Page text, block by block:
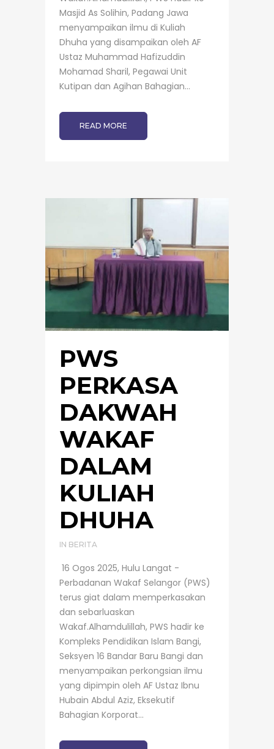
Masjid As Solihin, Padang Jawa
menyampaikan ilmu di Kuliah
Dhuha yang disampaikan oleh AF
Ustaz Muhammad Hafizuddin
Mohamad Sharil, Pegawai Unit
Kutipan dan Agihan Bahagian...
READ MORE
PWS
PERKASA
DAKWAH
WAKAF
DALAM
KULIAH
DHUHA
IN BERITA
16 Ogos 2025, Hulu Langat -
Perbadanan Wakaf Selangor (PWS)
terus giat dalam memperkasakan
dan sebarluaskan
Wakaf.Alhamdulillah, PWS hadir ke
Kompleks Pendidikan Islam Bangi,
Seksyen 16 Bandar Baru Bangi dan
menyampaikan perkongsian ilmu
yang dipimpin oleh AF Ustaz Ibnu
Hubain Abdul Aziz, Eksekutif
Bahagian Korporat...